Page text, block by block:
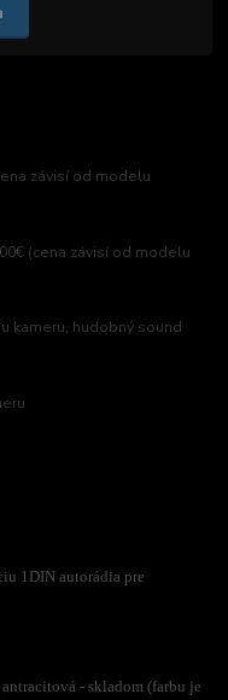
závisí od modelu
(cena závisí od modelu
kameru, hudobný sound
1DIN autorádia pre
- skladom (farbu je